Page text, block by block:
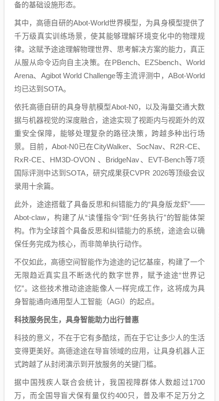
备的基础设施形态。
其中，高德自研的Abot-World世界模型，为具身模型提供了
千万级真实训练场景，使其能够理解环境变化中的物理规
律。这赋予途途理解物理世界、思考解决方案的能力，真正
从服从命令迈向自主决策。在PBench、EZSbench、World
Arena、Agibot World Challenge等主流评测中，ABot-World
均已达到SOTA。
依托高德自研的具身导航模型Abot-N0，以及海量交通大数
据与机器视觉的深度融合，途途实现了视距内与视距外的双
重安全保障，能够处理复杂的路径决策，跨越多种出行场
景。目前，Abot-N0已在CityWalker、SocNav、R2R-CE、
RxR-CE、HM3D-OVON 、BridgeNav、EVT-Bench等7项
国际评测中达到SOTA，研究成果获CVPR 2026等顶级会议
录用十余篇。
此外，途途搭载了具备反思和纠错能力的“具身版龙虾”——
Abot-claw，构建了从“读懂指令”到“任务执行”的智能体架
构。作为全球首个具备反思和纠错能力的系统，途途会以确
保任务完成为核心，而非简单执行动作。
不仅如此，高德空间智能作为途途的记忆基座，构建了一个
无限趋近真实且不断迭代的数字世界，赋予途途“世界记
忆”。这些技术推动途途能像人一样完成工作，这将成为具
身智能通向通用型人工智能（AGI）的起点。
科技服务民生，具身智能助力出行普惠
科技的意义，不在于它有多酷炫，而在于它让多少人的生活
变得更美好。高德途途在导盲领域的应用，让具身机器人正
式跨越了从封闭演示到开放服务的关键门槛。
据中国残疾人联合会统计，我国视障群体人数超过1700
万，而全国导盲犬保有量仅约400只，普及率不足万分之